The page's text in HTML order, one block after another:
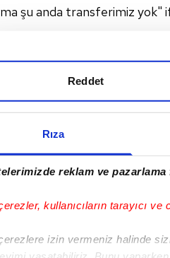
Rıza
reklam ve
kullanıcıların tarayıcı ve
izin vermeniz halinde
Reddet
şu anda transferimiz yok"
bulunan TFF yetkilileri ile
poz verdi.
UYGULAMALARIMIZI
Önceki Haber
Yine 'Şeytan'